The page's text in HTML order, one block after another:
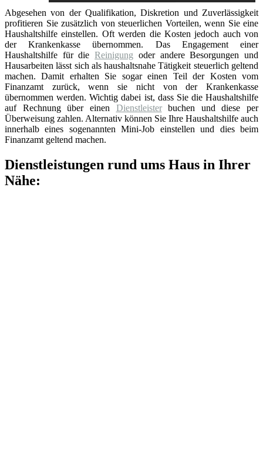
Abgesehen von der Qualifikation, Diskretion und Zuverlässigkeit
profitieren Sie zusätzlich von steuerlichen Vorteilen, wenn Sie eine
Haushaltshilfe einstellen. Oft werden die Kosten jedoch auch von
der Krankenkasse übernommen. Das Engagement einer
Haushaltshilfe für dieReinigung oder andere Besorgungen und
Hausarbeiten lässt sich als haushaltsnahe Tätigkeit steuerlich geltend
machen. Damit erhalten Sie sogar einen Teil der Kosten vom
Finanzamt zurück, wenn sie nicht von der Krankenkasse
übernommen werden. Wichtig dabei ist, dass Sie die Haushaltshilfe
auf Rechnung über einen Dienstleisterbuchen und diese per
Überweisung zahlen. Alternativ können Sie Ihre Haushaltshilfe auch
innerhalb eines sogenannten Mini-Job einstellen und dies beim
Finanzamt geltend machen.
Dienstleistungen rund ums Haus in Ihrer
Nähe: